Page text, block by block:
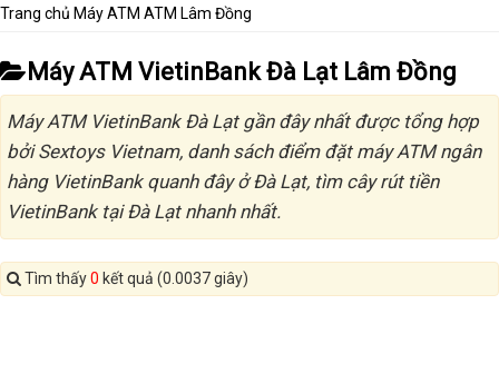
Trang chủ Máy ATM ATM Lâm Đồng
Máy ATM VietinBank Đà Lạt Lâm Đồng
Máy ATM VietinBank Đà Lạt gần đây nhất được tổng hợp
bởi Sextoys Vietnam, danh sách điểm đặt máy ATM ngân
hàng VietinBank quanh đây ở Đà Lạt, tìm cây rút tiền
VietinBank tại Đà Lạt nhanh nhất.
Tìm thấy0 kết quả (0.0037 giây)